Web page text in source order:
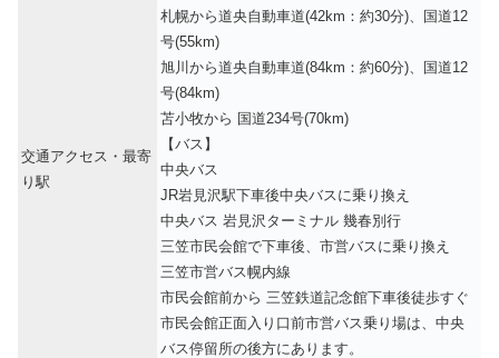
交通アクセス・最寄
り駅
札幌から道央自動車道(42km：約30分)、国道12
号(55km)
旭川から道央自動車道(84km：約60分)、国道12
号(84km)
苫小牧から 国道234号(70km)
【バス】
中央バス
JR岩見沢駅下車後中央バスに乗り換え
中央バス 岩見沢ターミナル 幾春別行
三笠市民会館で下車後、市営バスに乗り換え
三笠市営バス幌内線
市民会館前から 三笠鉄道記念館下車後徒歩すぐ
市民会館正面入り口前市営バス乗り場は、中央
バス停留所の後方にあります。